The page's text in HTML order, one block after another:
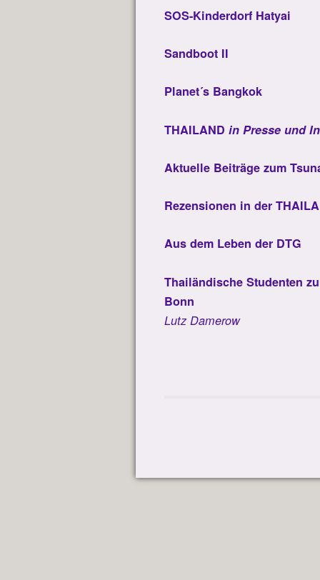
SOS-Kinderdorf Hatyai
Sandboot II
Planet´s Bangkok
THAILAND in Presse und
Aktuelle Beiträge zum
Rezensionen in der
Aus dem Leben der DTG
Thailändische Studenten
Bonn
Lutz Damerow